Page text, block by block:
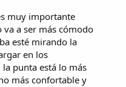
muy importante
a ser más cómodo
esté mirando la
en los
punta está lo más
más confortable y